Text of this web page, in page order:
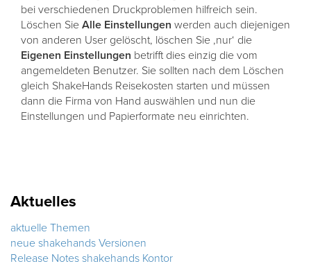
bei verschiedenen Druckproblemen hilfreich sein.
Löschen Sie Alle Einstellungen werden auch diejenigen
von anderen User gelöscht, löschen Sie ,nur‘ die
Eigenen Einstellungen betrifft dies einzig die vom
angemeldeten Benutzer. Sie sollten nach dem Löschen
gleich ShakeHands Reisekosten starten und müssen
dann die Firma von Hand auswählen und nun die
Einstellungen und Papierformate neu einrichten.
Aktuelles
aktuelle Themen
neue shakehands Versionen
Release Notes shakehands Kontor